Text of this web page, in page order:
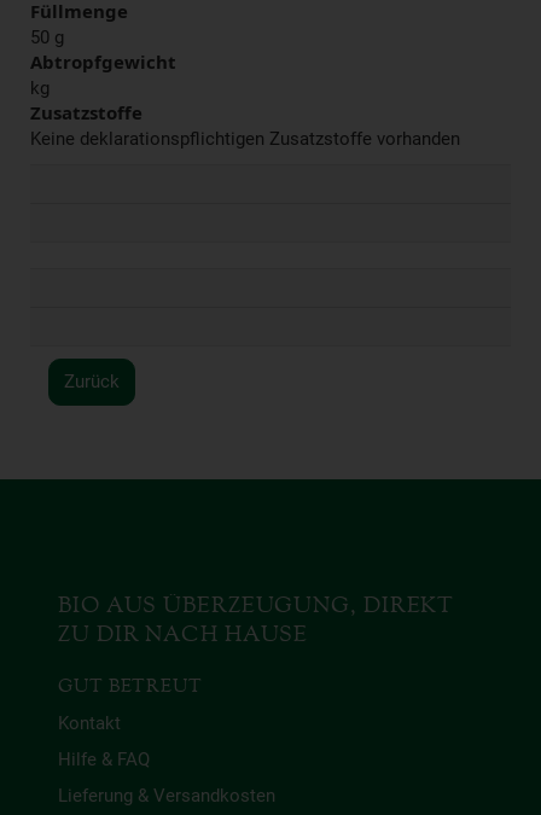
Füllmenge
50 g
Abtropfgewicht
kg
Zusatzstoffe
Keine deklarationspflichtigen Zusatzstoffe vorhanden
Zurück
BIO AUS ÜBERZEUGUNG, DIREKT
ZU DIR NACH HAUSE
GUT BETREUT
Kontakt
Hilfe & FAQ
Lieferung & Versandkosten